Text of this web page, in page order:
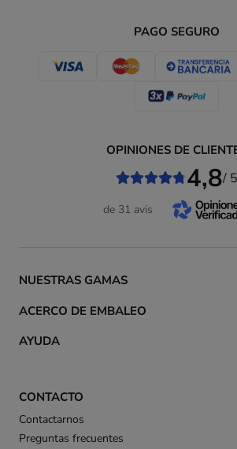
PAGO SEGURO
CONTACTO
Contactarnos
Preguntas frecuentes
NUESTRAS GAMAS
ACERCO DE EMBALEO
AYUDA
OPINIONES DE
4,8/ 5
de 31 avis